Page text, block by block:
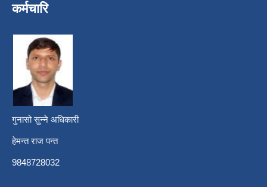
कर्मचारि
गुनासो सुन्ने अधिकारी
हेमन्त राज पन्त
9848728032